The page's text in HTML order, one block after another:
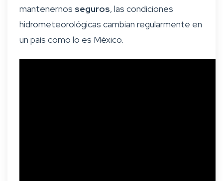
mantenernos seguros, las condiciones
hidrometeorológicas cambian regularmente en
un país como lo es México.